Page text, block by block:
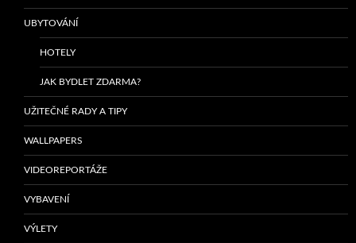
UBYTOVÁNÍ
HOTELY
JAK BYDLET ZDARMA?
UŽITEČNÉ RADY A TIPY
WALLPAPERS
VIDEOREPORTÁŽE
VYBAVENÍ
VÝLETY